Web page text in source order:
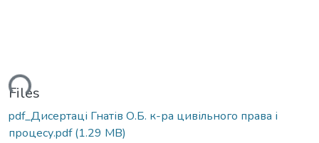
Files
pdf_Дисертаці Гнатів О.Б. к-ра цивільного права і
процесу.pdf(1.29 MB)